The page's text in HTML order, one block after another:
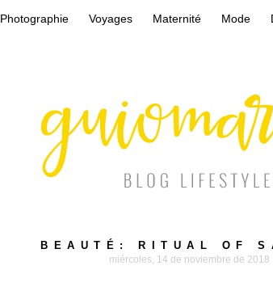
Photographie Voyages Maternité Mode
BEAUTÉ: RITUAL OF
miércoles, 14 de noviembre de 2018